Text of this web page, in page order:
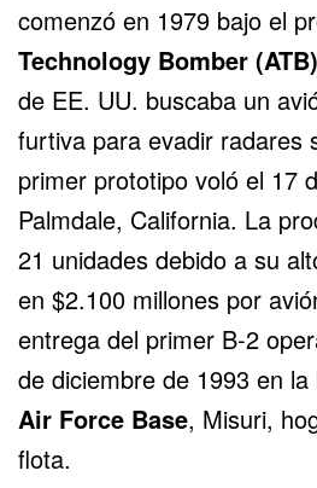
comenzó en 1979 bajo el
Technology Bomber (ATB)
de EE. UU. buscaba un
furtiva para evadir radares
primer prototipo voló el 17
Palmdale, California. La
21 unidades debido a su
en $2.100 millones por
entrega del primer B-2
de diciembre de 1993 en la
Air Force Base, Misuri,
flota.